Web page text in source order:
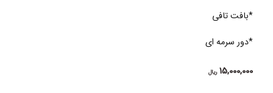
*بافت تافی
*دور سرمه ای
15,000,000 ریال